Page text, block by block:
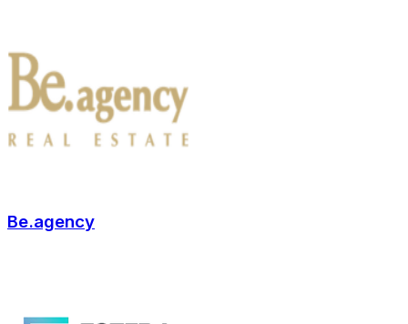
Be.agency